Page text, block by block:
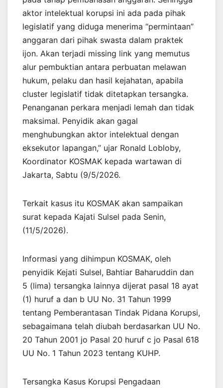
aktor intelektual korupsi ini ada pada pihak
legislatif yang diduga menerima “permintaan”
anggaran dari pihak swasta dalam praktek
ijon. Akan terjadi missing link yang memutus
alur pembuktian antara perbuatan melawan
hukum, pelaku dan hasil kejahatan, apabila
cluster legislatif tidak ditetapkan tersangka.
Penanganan perkara menjadi lemah dan tidak
maksimal. Penyidik akan gagal
menghubungkan aktor intelektual dengan
eksekutor lapangan,” ujar Ronald Lobloby,
Koordinator KOSMAK kepada wartawan di
Jakarta, Sabtu (9/5/2026.
Terkait kasus itu KOSMAK akan sampaikan
surat kepada Kajati Sulsel pada Senin,
(11/5/2026).
Informasi yang dihimpun KOSMAK, oleh
penyidik Kejati Sulsel, Bahtiar Baharuddin dan
5 (lima) tersangka lainnya dijerat pasal 18 ayat
(1) huruf a dan b UU No. 31 Tahun 1999
tentang Pemberantasan Tindak Pidana Korupsi,
sebagaimana telah diubah berdasarkan UU No.
20 Tahun 2001 jo Pasal 20 huruf c jo Pasal 618
UU No. 1 Tahun 2023 tentang KUHP.
Tersangka Kasus Korupsi Pengadaan